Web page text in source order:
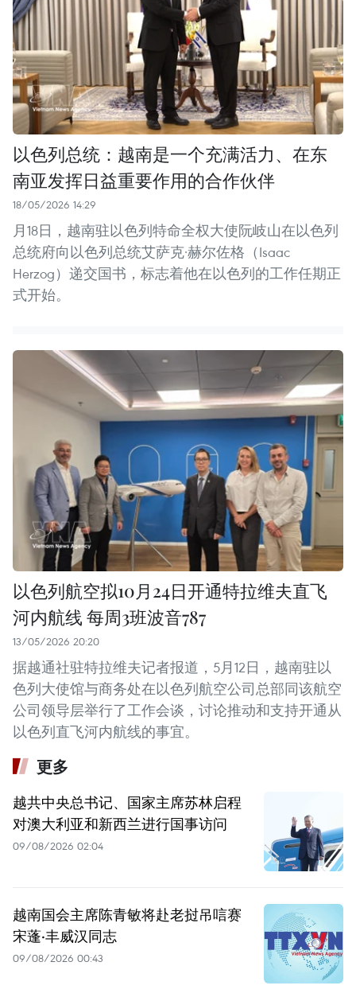
以色列总统：越南是一个充满活力、在东
南亚发挥日益重要作用的合作伙伴
18/05/2026 14:29
月18日，越南驻以色列特命全权大使阮岐山在以色列
总统府向以色列总统艾萨克·赫尔佐格（Isaac
Herzog）递交国书，标志着他在以色列的工作任期正
式开始。
以色列航空拟10月24日开通特拉维夫直飞
河内航线 每周3班波音787
13/05/2026 20:20
据越通社驻特拉维夫记者报道，5月12日，越南驻以
色列大使馆与商务处在以色列航空公司总部同该航空
公司领导层举行了工作会谈，讨论推动和支持开通从
以色列直飞河内航线的事宜。
更多
越共中央总书记、国家主席苏林启程
对澳大利亚和新西兰进行国事访问
09/08/2026 02:04
越南国会主席陈青敏将赴老挝吊唁赛
宋蓬·丰威汉同志
09/08/2026 00:43